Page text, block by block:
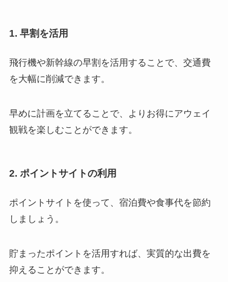
1. 早割を活用
飛行機や新幹線の早割を活用することで、交通費
を大幅に削減できます。
早めに計画を立てることで、よりお得にアウェイ
観戦を楽しむことができます。
2. ポイントサイトの利用
ポイントサイトを使って、宿泊費や食事代を節約
しましょう。
貯まったポイントを活用すれば、実質的な出費を
抑えることができます。